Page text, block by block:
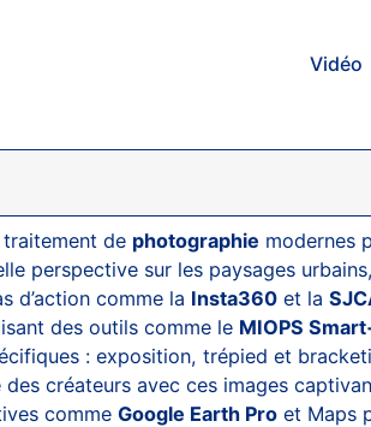
Vidéo
de photographie modernes
perspective sur les paysages
d’action comme la Insta360 et la
des outils comme le MIOPS
: exposition, trépied et
créateurs avec ces images
commeGoogle Earth Pro et Maps